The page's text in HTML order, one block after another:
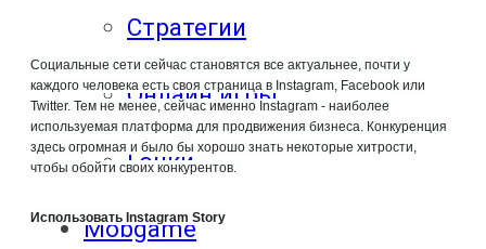
Стратегии
Онлайн игры
Гонки
Mobgame
Социальные сети сейчас становятся все актуальнее, почти у
каждого человека есть своя страница в Instagram, Facebook или
Twitter. Тем не менее, сейчас именно Instagram - наиболее
используемая платформа для продвижения бизнеса. Конкуренция
здесь огромная и было бы хорошо знать некоторые хитрости,
чтобы обойти своих конкурентов.
Использовать Instagram Story